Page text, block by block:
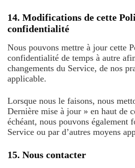
14. Modifications de cette
confidentialité
Nous pouvons mettre à jour cette
confidentialité de temps à autre
changements du Service, de nos
applicable.
Lorsque nous le faisons, nous
Dernière mise à jour » en haut de
échéant, nous pouvons également
Service ou par d’autres moyens
15. Nous contacter